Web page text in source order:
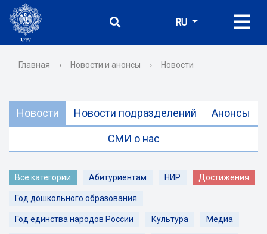
RU
Главная › Новости и анонсы › Новости
Новости Новости подразделений Анонсы
СМИ о нас
Все категории Абитуриентам НИР Достижения
Год дошкольного образования
Год единства народов России Культура Медиа